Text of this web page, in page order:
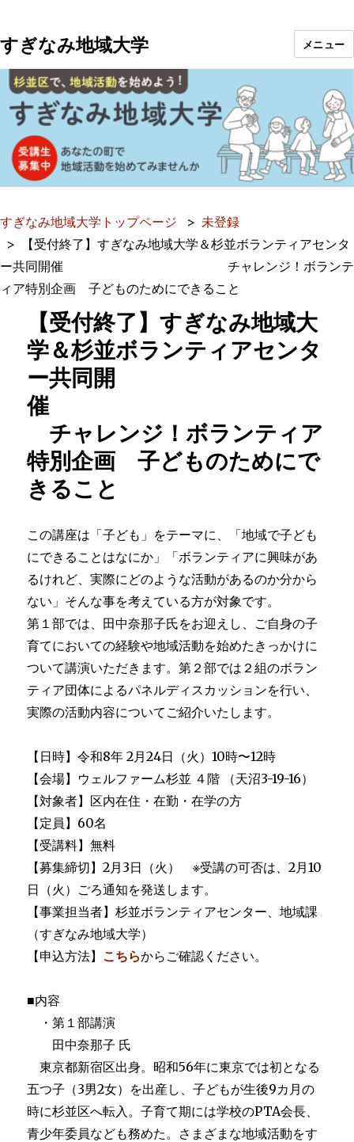
すぎなみ地域大学 メニュー
すぎなみ地域大学トップページ
未登録
【受付終了】すぎなみ地域大学＆杉並ボランティアセンタ
ー共同開催 チャレンジ！ボランテ
ィア特別企画 子どものためにできること
【受付終了】すぎなみ地域大
学＆杉並ボランティアセンタ
ー共同開
催
チャレンジ！ボランティア
特別企画 子どものためにで
きること
この講座は「子ども」をテーマに、「地域で子ども
にできることはなにか」「ボランティアに興味があ
るけれど、実際にどのような活動があるのか分から
ない」そんな事を考えている方が対象です。
第１部では、田中奈那子氏をお迎えし、ご自身の子
育てにおいての経験や地域活動を始めたきっかけに
ついて講演いただきます。第２部では２組のボラン
ティア団体によるパネルディスカッションを行い、
実際の活動内容についてご紹介いたします。
【日時】令和8年 2月24日（火）10時〜12時
【会場】ウェルファーム杉並 ４階 （天沼3-19-16）
【対象者】区内在住・在勤・在学の方
【定員】60名
【受講料】無料
【募集締切】2月3日（火） ※受講の可否は、2月10
日（火）ごろ通知を発送します。
【事業担当者】杉並ボランティアセンター、地域課
（すぎなみ地域大学）
【申込方法】 こちらからご確認ください。
■内容
・第１部講演
田中奈那子 氏
東京都新宿区出身。昭和56年に東京では初となる
五つ子（3男2女）を出産し、子どもが生後9カ月の
時に杉並区へ転入。子育て期には学校のPTA会長、
青少年委員なども務めた。さまざまな地域活動をす